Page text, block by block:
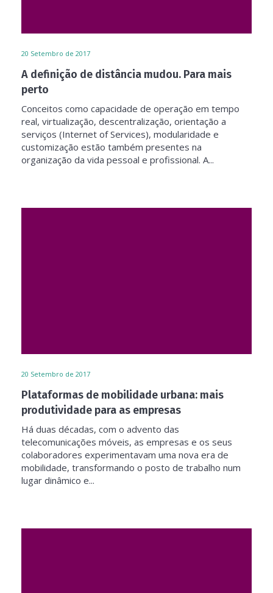
20 Setembro de 2017
A definição de distância mudou. Para mais
perto
Conceitos como capacidade de operação em tempo
real, virtualização, descentralização, orientação a
serviços (Internet of Services), modularidade e
customização estão também presentes na
organização da vida pessoal e profissional. A...
20 Setembro de 2017
Plataformas de mobilidade urbana: mais
produtividade para as empresas
Há duas décadas, com o advento das
telecomunicações móveis, as empresas e os seus
colaboradores experimentavam uma nova era de
mobilidade, transformando o posto de trabalho num
lugar dinâmico e...